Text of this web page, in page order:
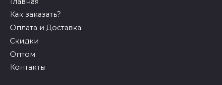
Как заказать?
Оплата и Доставка
Скидки
Оптом
Контакты